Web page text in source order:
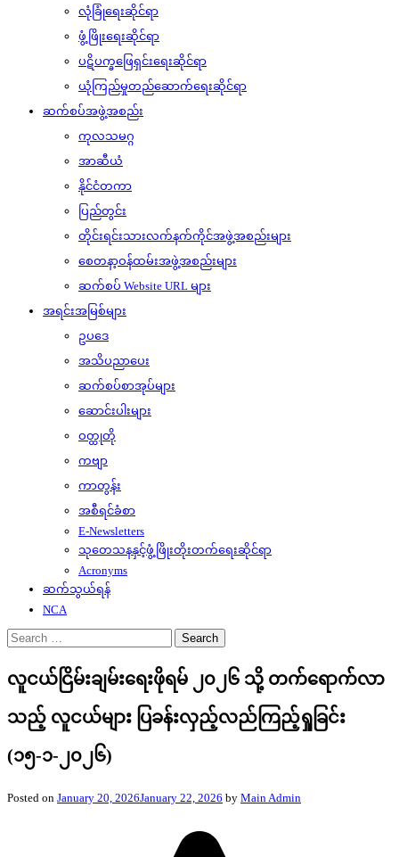
လုံခြုံရေးဆိုင်ရာ
ဖွံ့ဖြိုးရေးဆိုင်ရာ
ပဋိပက္ခဖြေရှင်းရေးဆိုင်ရာ
ယုံကြည်မှုတည်ဆောက်ရေးဆိုင်ရာ
ဆက်စပ်အဖွဲ့အစည်း
ကုလသမဂ္ဂ
အာဆီယံ
နိုင်ငံတကာ
ပြည်တွင်း
တိုင်းရင်းသားလက်နက်ကိုင်အဖွဲ့အစည်းများ
စေတနာ့ဝန်ထမ်းအဖွဲ့အစည်းများ
ဆက်စပ် Website URL များ
အရင်းအမြစ်များ
ဥပဒေ
အသိပညာပေး
ဆက်စပ်စာအုပ်များ
ဆောင်းပါးများ
ဝတ္ထုတို
ကဗျာ
ကာတွန်း
အစီရင်ခံစာ
E-Newsletters
သုတေသနနှင့်ဖွံ့ဖြိုးတိုးတက်ရေးဆိုင်ရာ
Acronyms
ဆက်သွယ်ရန်
NCA
Search
for:
လူငယ်ငြိမ်းချမ်းရေးဖိုရမ် ၂၀၂၆ သို့ တက်ရောက်လာ
သည့် လူငယ်များ ပြခန်းလှည့်လည်ကြည့်ရှုခြင်း
(၁၅-၁-၂၀၂၆)
Posted on January 20, 2026January 22, 2026 by Main Admin